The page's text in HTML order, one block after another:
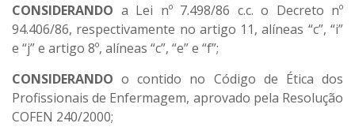
CONSIDERANDO a Lei nº 7.498/86 c.c. o Decreto nº
94.406/86, respectivamente no artigo 11, alíneas “c”, “i”
e “j” e artigo 8º, alíneas “c”, “e” e “f”;
CONSIDERANDO o contido no Código de Ética dos
Profissionais de Enfermagem, aprovado pela Resolução
COFEN 240/2000;